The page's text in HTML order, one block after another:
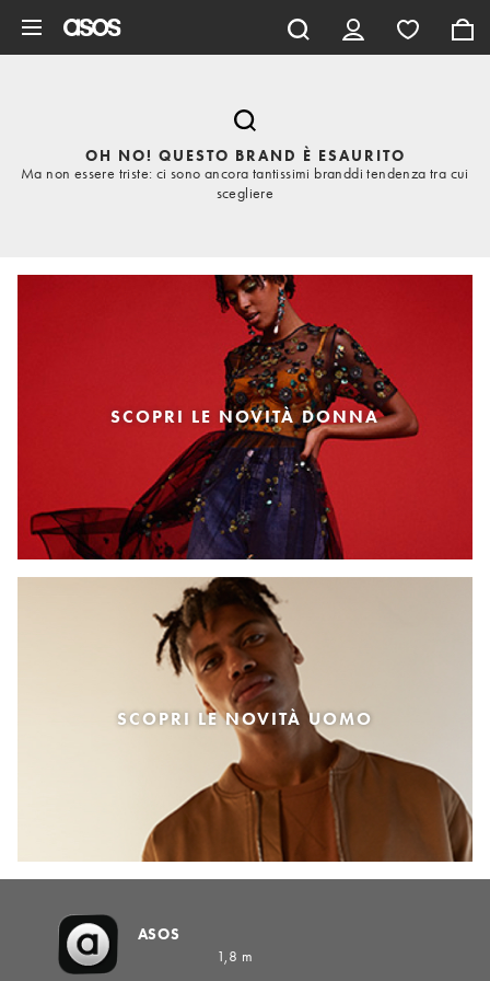
OH NO! QUESTO BRAND È ESAURITO
Ma non essere triste: ci sono ancora tantissimi branddi tendenza tra cui
scegliere
SCOPRI LE NOVITÀ DONNA
SCOPRI LE NOVITÀ UOMO
ASOS
1,8 m